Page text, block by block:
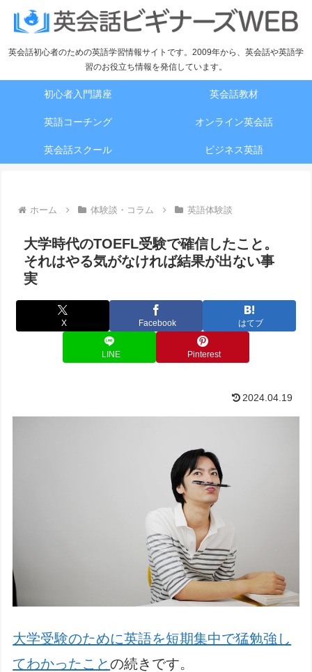
英会話初心者のための英語学習情報サイトです。2009年から、英会話や英語学
習のお役立ち情報を発信しています。
初心者入門講座 英会話教材
英語コーチング オンライン英会話
英会話スクール ビジネス英語
ホーム 体験談・コラム 英語体験談
大学時代のTOEFL受験で確信したこと。
それはやる気がなければ結果が出ない事
実
X Facebook はてブ
LINE Pinterest
2024.04.19
大学受験のために英語を短期集中で猛勉強し
てわかったことの続きです。